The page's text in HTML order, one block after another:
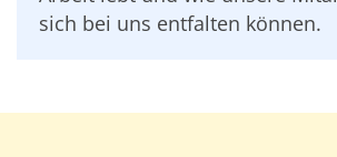
sich bei uns entfalten können.